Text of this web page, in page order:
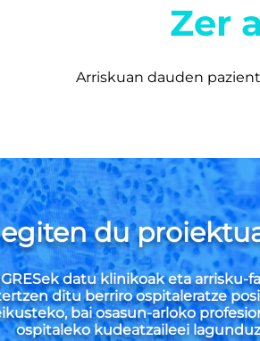
Zer
Arriskuan dauden
du
datu klinikoak eta arrisku-
ditu berriro ospitaleratze
bai osasun-arloko
ospitaleko kudeatzaileei